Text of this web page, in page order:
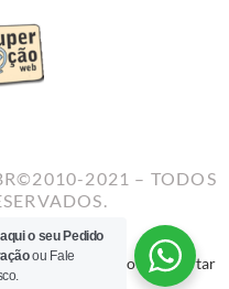
2021 – TODOS
–Termos de Uso–Reportar
o seu Pedido
ou Fale